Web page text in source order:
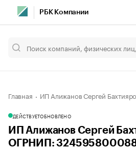
РБК Компании
Главная ИП Алижанов Сергей
ДЕЙСТВУЕТОБНОВЛЕНО
ИП Алижанов Сергей
ОГРНИП: